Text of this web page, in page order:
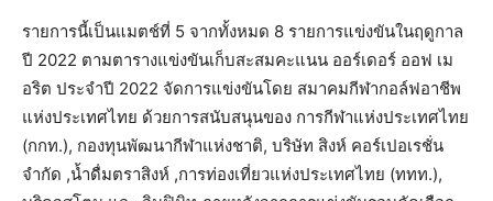
รายการนี้เป็นแมตช์ที่ 5 จากทั้งหมด 8 รายการแข่งขันในฤดูกาล
ปี 2022 ตามตารางแข่งขันเก็บสะสมคะแนน ออร์เดอร์ ออฟ เม
อริต ประจำปี 2022 จัดการแข่งขันโดย สมาคมกีฬากอล์ฟอาชีพ
แห่งประเทศไทย ด้วยการสนับสนุนของ การกีฬาแห่งประเทศไทย
(กกท.), กองทุนพัฒนากีฬาแห่งชาติ, บริษัท สิงห์ คอร์เปอเรชั่น
จำกัด ,น้ำดื่มตราสิงห์ ,การท่องเที่ยวแห่งประเทศไทย (ททท.),